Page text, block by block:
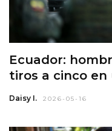
Ecuador:
tiros a cinco en
Daisy I. 2026-05-16